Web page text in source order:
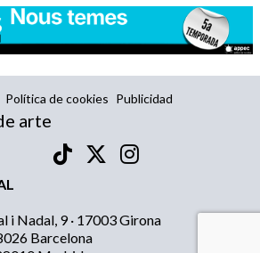
Política de cookies Publicidad
arte
i Nadal, 9 · 17003 Girona
Barcelona